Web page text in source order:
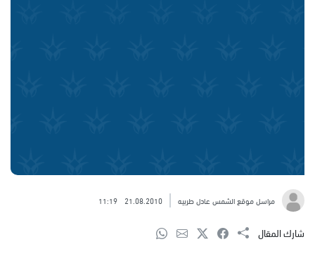
مراسل موقع الشمس عادل طربيه 21.08.2010
11:19
شارك المقال